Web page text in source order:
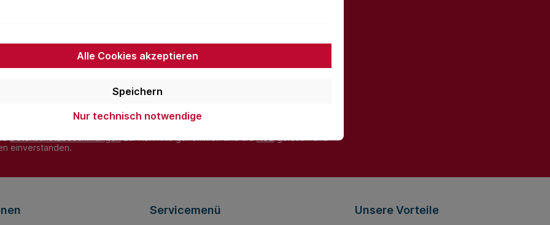
Sie jetzt einfach unseren regelmäßig erscheinenden Newsletter und Sie
unter den Ersten sein, über neue Produkte und Angebote informiert
Mail-
einverstanden.
Servicemenü Unsere Vorteile
Alle Cookies akzeptieren
Speichern
Nur technisch notwendige